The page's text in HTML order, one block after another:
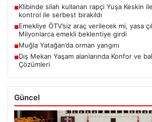
■Klibinde silah kullanan rapçi Yuşa Keskin
kontrol ile serbest bırakıldı
■Emekliye ÖTV’siz araç verilecek mi, yasa
Milyonlarca emekli beklentiye girdi
■Muğla Yatağan’da orman yangını
■Dış Mekan Yaşam alanlarında Konfor ve
Çözümleri
Güncel